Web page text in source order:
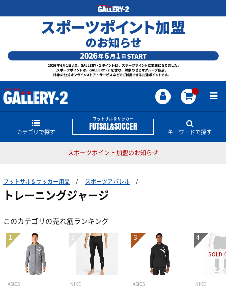
フットサル＆サッカー
FUTSAL&SOCCER
カテゴリで探す
スパイク
インドアシューズ
シューズ関連商品
レプリカユニフォーム・関連グッズ
Jリーグ関連
ナショナルチーム
半袖プラシャツ・Tシャツ
長袖プラシャツ・Tシャツ
ソックス
ロングストッキング
トレーニングウェアー
キーワードで探す
クリスティアーノ・ロナウド
スポーツポイント加盟のお知らせ
フットサル＆サッカー用品 スポーツアパレル
トレーニングジャージ
このカテゴリの売れ筋ランキング
ASICS NIKE ASICS NIKE